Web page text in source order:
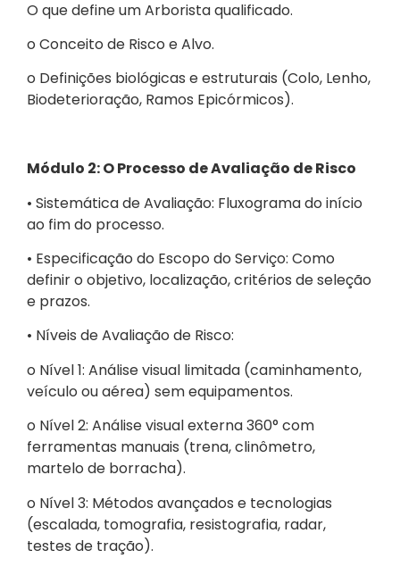
O que define um Arborista qualificado.
o Conceito de Risco e Alvo.
o Definições biológicas e estruturais (Colo, Lenho,
Biodeterioração, Ramos Epicórmicos).
Módulo 2: O Processo de Avaliação de Risco
• Sistemática de Avaliação: Fluxograma do início
ao fim do processo.
• Especificação do Escopo do Serviço: Como
definir o objetivo, localização, critérios de seleção
e prazos.
• Níveis de Avaliação de Risco:
o Nível 1: Análise visual limitada (caminhamento,
veículo ou aérea) sem equipamentos.
o Nível 2: Análise visual externa 360° com
ferramentas manuais (trena, clinômetro,
martelo de borracha).
o Nível 3: Métodos avançados e tecnologias
(escalada, tomografia, resistografia, radar,
testes de tração).